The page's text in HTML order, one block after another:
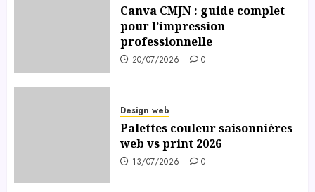
Canva CMJN : guide complet
pour l’impression
professionnelle
20/07/2026 0
Design web
Palettes couleur saisonnières
web vs print 2026
13/07/2026 0